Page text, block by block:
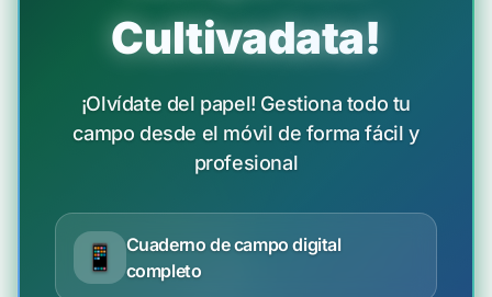
Cultivadata!
¡Olvídate del papel! Gestiona todo tu
campo desde el móvil de forma fácil y
profesional
📱
Cuaderno de campo digital
completo